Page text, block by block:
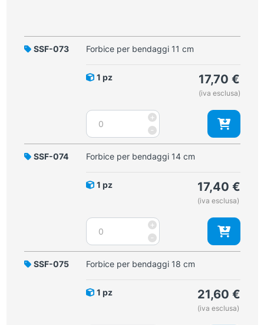
SSF-073 Forbice per bendaggi 11 cm
1 pz 17,70 €
(iva esclusa)
-
Forbice
bendaggi
11
+
SSF-074 Forbice per bendaggi 14 cm
1 pz 17,40 €
(iva esclusa)
-
Forbice
bendaggi
14
+
SSF-075 Forbice per bendaggi 18 cm
1 pz 21,60 €
(iva esclusa)